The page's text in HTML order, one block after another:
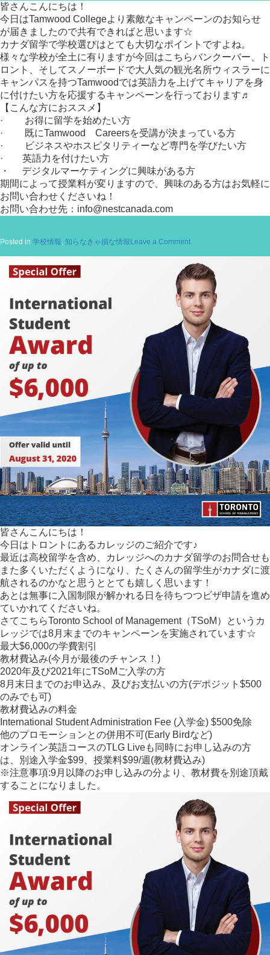
カ
ナ
ダ
へ
ワ
ー
ホ
リ
入
す
る
条
件
こ
れ！
皆さんこんにちは！
今日はTamwood Collegeより素敵なキャンペーンのお知らせ
が届きましたので共有できればと思います☆
カナダ留学で学校選びはとても大切なポイントですよね。
様々な学校が全土に有りますが今回はこちらバンクーバー、ト
ロント、そしてスノーボードで大人気の観光名所ウィスラーに
キャンパスを持つTamwoodでは英語力を上げてキャリアを身
に付けたい方を応援するキャンペーンを行っております♬
【こんな方におススメ】
· お得に留学を始めたい方
· 既にTamwood Careersを受講が決まっている方
· ビジネスやホスピタリティーなど専門を学びたい方
· 英語力を付けたい方
・ デジタルマーケティングに興味がある方
期間によって授業料が変りますので、興味のある方はお気軽に
お問い合わせくださいね！
お問い合わせ先：info@nestcanada.com
Posted in 学校情報, 知らなきゃ損な情報Leave a Commenton
ク
ー
バ
ー
学
校
情
報：
Tamwood
り
素
敵
な
お
知
ら
せ
☆
皆さんこんにちは！
今日はトロントにあるカレッジのご紹介です♪
最近は高校留学を含め、カレッジへのカナダ留学のお問合せも
また多くいただくようになり、たくさんの留学生がカナダに渡
航されるのかなと思うととても嬉しく思います！
あとは無事に入国制限が解かれる日を待ちつつビザ申請を進め
ていかれてくださいね。
さてこちらToronto School of Management（TSoM）というカ
レッジでは8月末までのキャンペーンを実施されています☆
最大$6,000の学費割引
教材費込み(今月が最後のチャンス！)
2020年及び2021年にTSoMご入学の方
8月末日までのお申込み、及びお支払いの方(デポジット$500
のみでも可)
教材費込みの料金
International Student Administration Fee (入学金) $500免除
他のプロモーションとの併用不可(Early Birdなど)
オンライン英語コースのTLG Liveも同時にお申し込みの方
は、別途入学金$99、授業料$99/週(教材費込み)
※注意事項:9月以降のお申し込みの分より、教材費を別途頂戴
することになりました。